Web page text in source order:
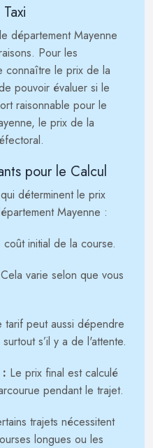
département Mayenne
Pour les
connaître le prix de la
pouvoir évaluer si le
raisonnable pour le
le prix de la
pour le Calcul
déterminent le prix
Mayenne :
coût initial de la course.
Cela varie selon que vous
tarif peut aussi dépendre
s’il y a de l'attente.
Le prix final est calculé
pendant le trajet.
trajets nécessitent
longues ou les